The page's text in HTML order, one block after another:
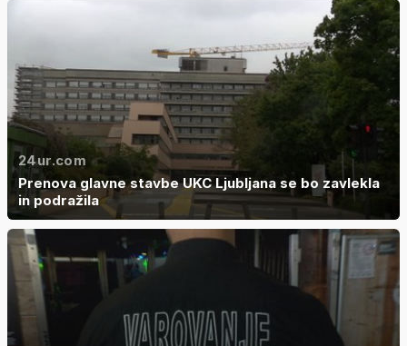
24ur.com
Prenova glavne stavbe UKC Ljubljana se bo zavlekla
in podražila